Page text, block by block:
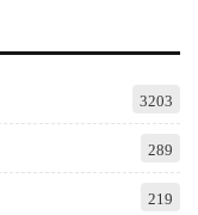
3203
289
219